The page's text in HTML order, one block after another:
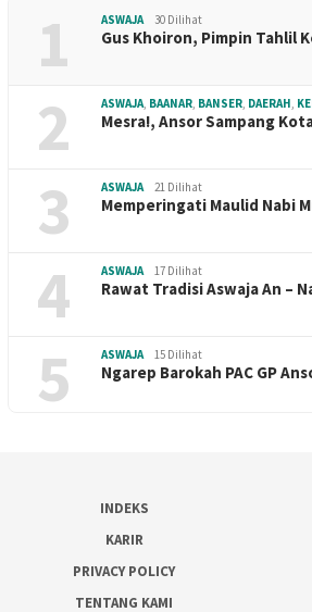
1 ASWAJA 30 Dilihat
Gus Khoiron, Pimpin Tahlil
2 ASWAJA, BAANAR, BANSER, DAERAH,
Mesra!, Ansor Sampang
3 ASWAJA 21 Dilihat
Memperingati Maulid Nabi
4 ASWAJA 17 Dilihat
Rawat Tradisi Aswaja An –
5 ASWAJA 15 Dilihat
Ngarep Barokah PAC GP
INDEKS
KARIR
PRIVACY POLICY
TENTANG KAMI